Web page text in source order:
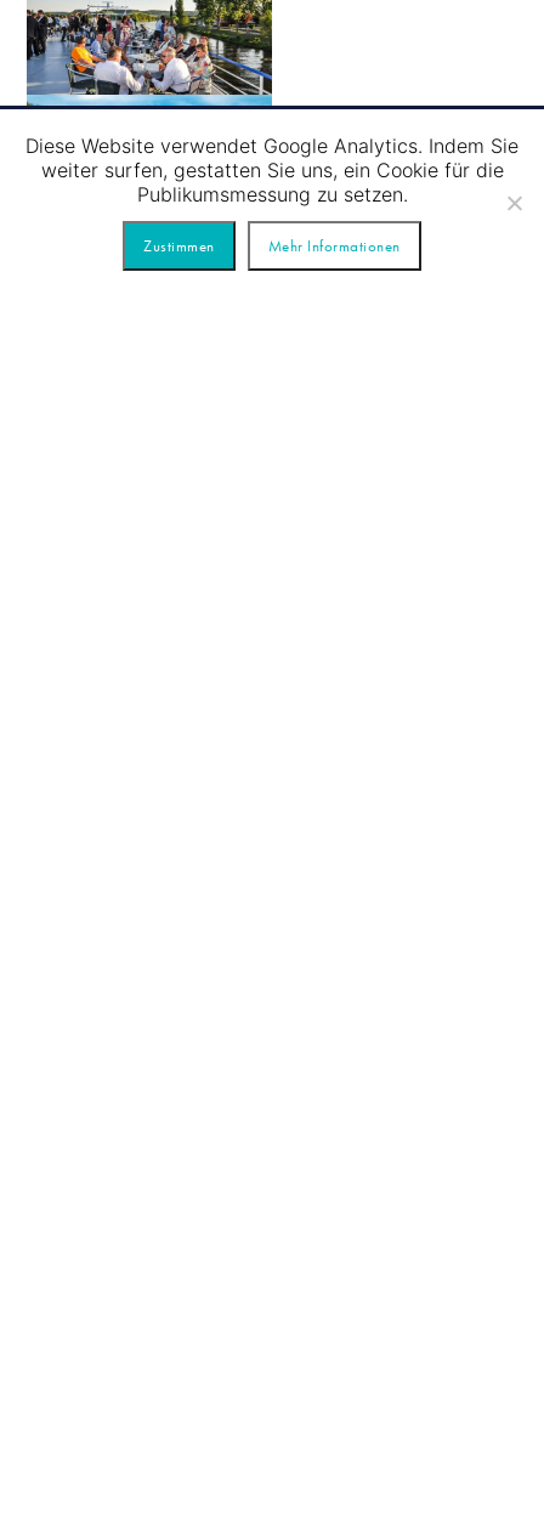
Diese Website verwendet Google Analytics. Indem Sie
weiter surfen, gestatten Sie uns, ein Cookie für die
Publikumsmessung zu setzen.
Zustimmen Mehr Informationen